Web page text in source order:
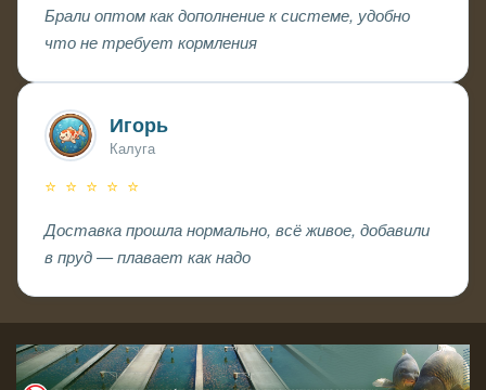
Брали оптом как дополнение к системе, удобно
что не требует кормления
Игорь
Калуга
⭐ ⭐ ⭐ ⭐ ⭐
Доставка прошла нормально, всё живое, добавили
в пруд — плавает как надо